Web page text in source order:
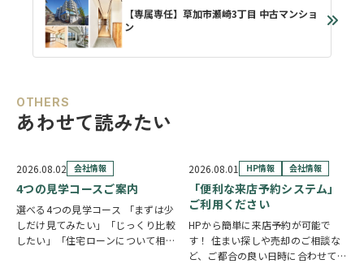
【専属専任】草加市瀬崎3丁目 中古マンショ
ン
OTHERS
あわせて読みたい
2026.08.02 会社情報
4つの見学コースご案内
選べる4つの見学コース 「まずは少
しだけ見てみたい」「じっくり比較
したい」「住宅ローンについて相談
2026.08.01 HP情報 会社情報
「便利な来店予約システム」
ご利用ください
HPから簡単に来店予約が可能で
す！ 住まい探しや売却のご相談な
ど、ご都合の良い日時に合わせてホ